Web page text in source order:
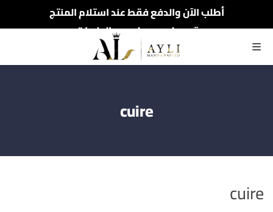
أطلب الآن والدفع فقط عند استلام المنتج
توصيل سريع لجميع الولايات
تخفيظات العام الجديد تصل 49%
القائمة
cuire
cuire